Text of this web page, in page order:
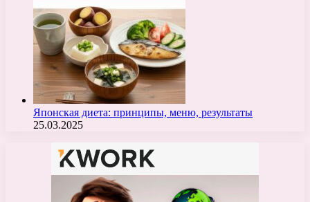
Японская диета: принципы, меню, результаты
25.03.2025